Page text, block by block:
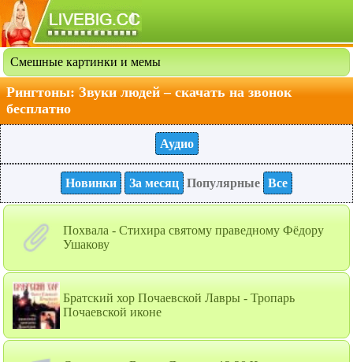
Смешные картинки и мемы
Рингтоны: Звуки людей – скачать на звонок
бесплатно
Аудио
Новинки За месяц Популярные Все
Похвала - Стихира святому праведному Фёдору
Ушакову
Братский хор Почаевской Лавры - Тропарь
Почаевской иконе